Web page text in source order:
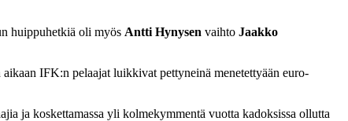
huippuhetkiä oli myös Antti Hynysen vaihto Jaakko
IFK:n pelaajat luikkivat pettyneinä menetettyään euro-
ja koskettamassa yli kolmekymmentä vuotta kadoksissa ollutta